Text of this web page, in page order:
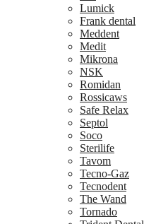
Lumick
Frank dental
Meddent
Medit
Mikrona
NSK
Romidan
Rossicaws
Safe Relax
Septol
Soco
Sterilife
Tavom
Tecno-Gaz
Tecnodent
The Wand
Tornado